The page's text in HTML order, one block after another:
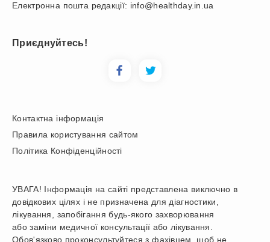
Електронна пошта редакції: info@healthday.in.ua
Приєднуйтесь!
Контактна інформація
Правила користування сайтом
Політика Конфіденційності
УВАГА! Інформація на сайті представлена виключно в
довідкових цілях і не призначена для діагностики,
лікування, запобігання будь-якого захворювання
або заміни медичної консультації або лікування.
Обов'язково проконсультуйтеся з фахівцем, щоб не